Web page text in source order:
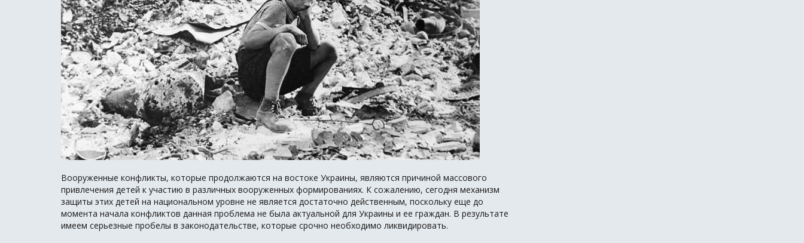
Вооруженные конфликты, которые продолжаются на востоке Украины, являются причиной массового
привлечения детей к участию в различных вооруженных формированиях. К сожалению, сегодня механизм
защиты этих детей на национальном уровне не является достаточно действенным, поскольку еще до
момента начала конфликтов данная проблема не была актуальной для Украины и ее граждан. В результате
имеем серьезные пробелы в законодательстве, которые срочно необходимо ликвидировать.